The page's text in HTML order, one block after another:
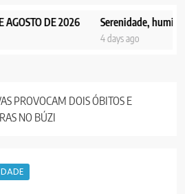
DE 2026 Serenidade,
4 days ago
PROVOCAM DOIS ÓBITOS E
NO BÚZI